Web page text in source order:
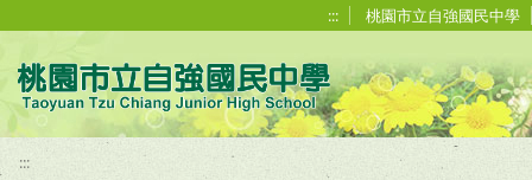
::: 桃園市立自強國民中學
:::